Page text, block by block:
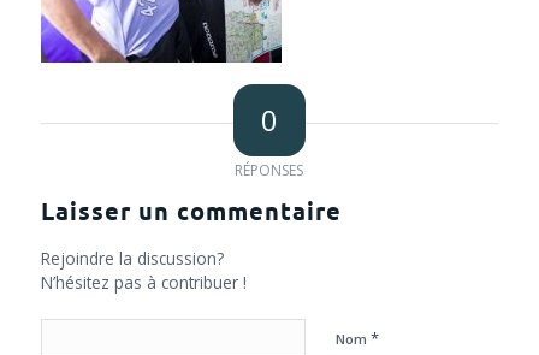
0
RÉPONSES
Laisser un commentaire
Rejoindre la discussion?
N’hésitez pas à contribuer !
Nom *